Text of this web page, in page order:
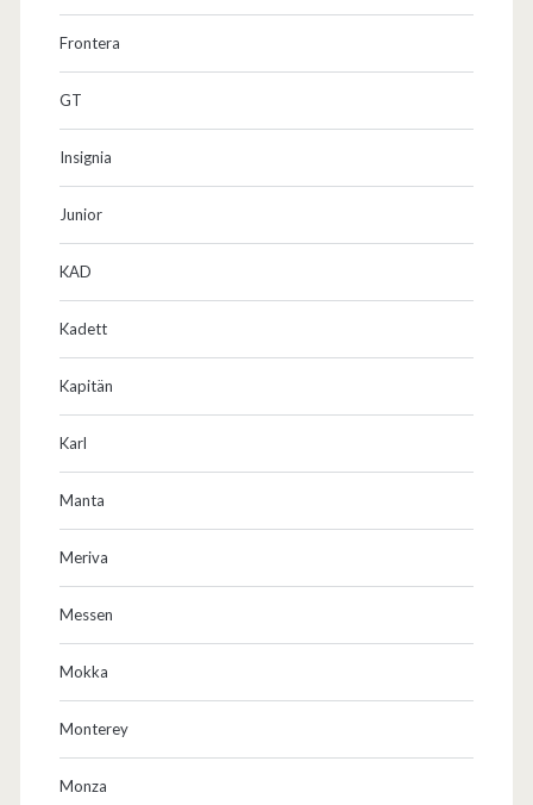
Frontera
GT
Insignia
Junior
KAD
Kadett
Kapitän
Karl
Manta
Meriva
Messen
Mokka
Monterey
Monza